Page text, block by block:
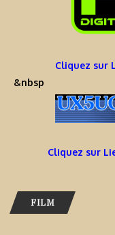
Cliquez sur
&nbsp
Cliquez sur
FILM